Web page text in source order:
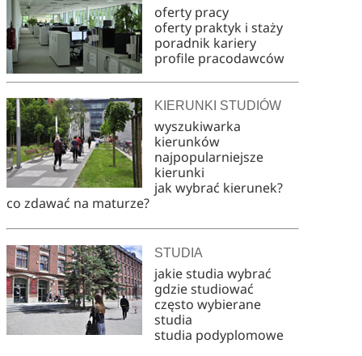
oferty pracy
oferty praktyk i staży
poradnik kariery
profile pracodawców
KIERUNKI STUDIÓW
wyszukiwarka
kierunków
najpopularniejsze
kierunki
jak wybrać kierunek?
co zdawać na maturze?
STUDIA
jakie studia wybrać
gdzie studiować
często wybierane
studia
studia podyplomowe